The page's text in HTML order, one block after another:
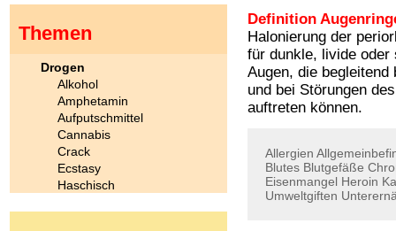
Definition
Halonierung der
für dunkle, livide oder
Augen, die
und bei Störungen
auftreten können.
Allergien
Blutes Blutgefäße
Eisenmangel Heroin
Umweltgiften
Themen
Drogen
Alkohol
Amphetamin
Aufputschmittel
Cannabis
Crack
Ecstasy
Haschisch